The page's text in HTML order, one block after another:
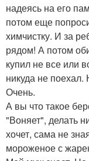
надеясь на его
потом еще
химчистку. И за
рядом! А потом
купил не все или
никуда не
Очень.
А вы что такое
"Воняет", делать
хочет, сама не
мороженое с